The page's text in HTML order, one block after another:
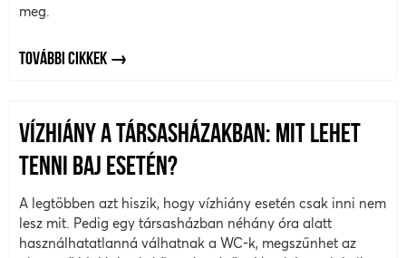
meg.
TOVÁBBI CIKKEK
VÍZHIÁNY A TÁRSASHÁZAKBAN: MIT LEHET
TENNI BAJ ESETÉN?
A legtöbben azt hiszik, hogy vízhiány esetén csak inni nem
lesz mit. Pedig egy társasházban néhány óra alatt
használhatatlanná válhatnak a WC-k, megszűnhet az